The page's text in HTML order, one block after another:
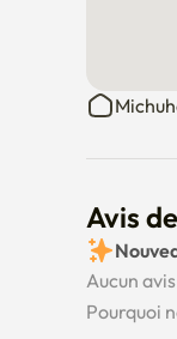
Avis
Aucun
Pourquoi